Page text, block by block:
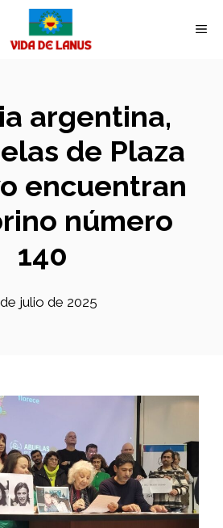
argentina,
de Plaza
encuentran
número
140
julio de 2025